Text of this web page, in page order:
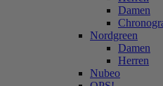
Damen
Nordgreen
Damen
Herren
Nubeo